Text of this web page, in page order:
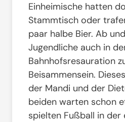
Einheimische hatten
Stammtisch oder
paar halbe Bier. Ab
Jugendliche auch in
Bahnhofsresauration
Beisammensein.
der Mandi und der
beiden warten schon
spielten Fußball in der